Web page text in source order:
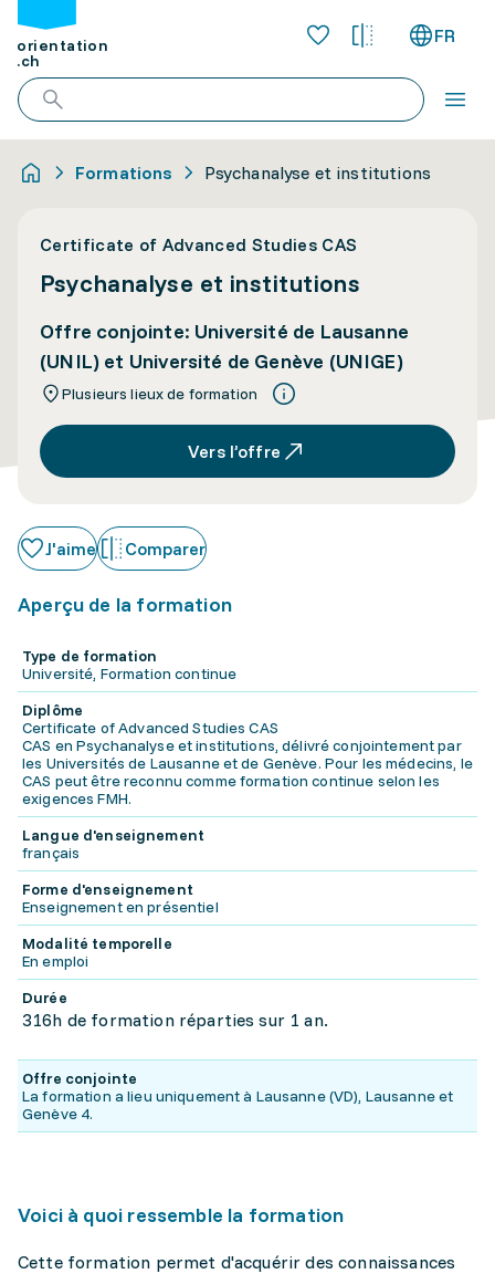
orientation
.ch
FR
Formations Psychanalyse et institutions
Certificate of Advanced Studies CAS
Psychanalyse et institutions
Offre conjointe: Université de Lausanne
(UNIL) et Université de Genève (UNIGE)
Plusieurs lieux de formation
Vers l’offre
J'aime Comparer
Aperçu de la formation
Type de formation
Université, Formation continue
Diplôme
Certificate of Advanced Studies CAS
CAS en Psychanalyse et institutions, délivré conjointement par
les Universités de Lausanne et de Genève. Pour les médecins, le
CAS peut être reconnu comme formation continue selon les
exigences FMH.
Langue d'enseignement
français
Forme d'enseignement
Enseignement en présentiel
Modalité temporelle
En emploi
Durée
316h de formation réparties sur 1 an.
Offre conjointe
La formation a lieu uniquement à Lausanne (VD), Lausanne et
Genève 4.
Voici à quoi ressemble la formation
Cette formation permet d'acquérir des connaissances